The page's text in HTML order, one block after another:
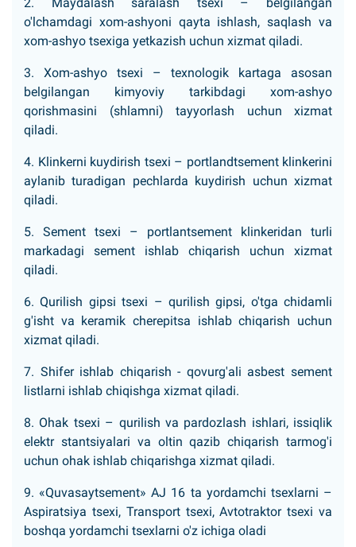
o'lchamdagi xom-ashyoni qayta ishlash, saqlash va
xom-ashyo tsexiga yetkazish uchun xizmat qiladi.
3. Xom-ashyo tsexi – texnologik kartaga asosan
belgilangan kimyoviy tarkibdagi xom-ashyo
qorishmasini (shlamni) tayyorlash uchun xizmat
qiladi.
4. Klinkerni kuydirish tsexi – portlandtsement klinkerini
aylanib turadigan pechlarda kuydirish uchun xizmat
qiladi.
5. Sement tsexi – portlantsement klinkeridan turli
markadagi sement ishlab chiqarish uchun xizmat
qiladi.
6. Qurilish gipsi tsexi – qurilish gipsi, o'tga chidamli
g'isht va keramik cherepitsa ishlab chiqarish uchun
xizmat qiladi.
7. Shifer ishlab chiqarish - qovurg'ali asbest sement
listlarni ishlab chiqishga xizmat qiladi.
8. Ohak tsexi – qurilish va pardozlash ishlari, issiqlik
elektr stantsiyalari va oltin qazib chiqarish tarmog'i
uchun ohak ishlab chiqarishga xizmat qiladi.
9. «Quvasaytsement» AJ 16 ta yordamchi tsexlarni –
Aspiratsiya tsexi, Transport tsexi, Avtotraktor tsexi va
boshqa yordamchi tsexlarni o'z ichiga oladi